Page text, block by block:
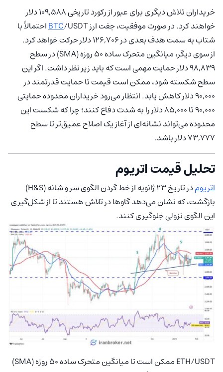
خریداران تلاش دیگری برای عبور از رکورد تاریخی 109,588 دلار
خواهند کرد. در صورت موفقیت، جفت ارز
BTC/USDT احتمالاً با
شتاب به سمت هدف بعدی در 126,706 دلار حرکت خواهد کرد.
از سوی دیگر، میانگین متحرک ساده 50 روزه (SMA) در سطح
98,839 دلار حمایت مهمی است که باید زیر نظر داشت. اگر این
سطح شکسته شود، ممکن است قیمت تا حمایت قدرتمند در
90,000 دلار کاهش یابد. انتظار می‌رود خریداران محدوده حمایتی
90,000 تا 85,000 دلار را به شدت دفاع کنند؛ چرا که شکست این
محدوده می‌تواند نشانه‌ای از آغاز یک اصلاح عمیق‌تر تا سطح
73,777 دلار باشد.
تحلیل قیمت اتریوم
اتریوم
در تاریخ 23 ژانویه از خط گردن الگوی سر و شانه (H&S)
بازگشت، که نشان می‌دهد گاوها در تلاش هستند تا از شکل‌گیری
این الگوی نزولی جلوگیری کنند.
ETH/USDT ممکن است تا میانگین متحرک ساده 50 روزه (SMA)